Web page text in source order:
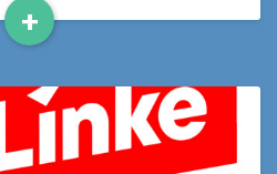
+
Read